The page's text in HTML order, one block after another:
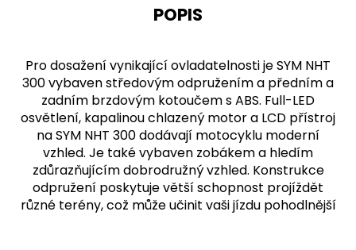
POPIS
Pro dosažení vynikající ovladatelnosti je SYM NHT
300 vybaven středovým odpružením a předním a
zadním brzdovým kotoučem s ABS. Full-LED
osvětlení, kapalinou chlazený motor a LCD přístroj
na SYM NHT 300 dodávají motocyklu moderní
vzhled. Je také vybaven zobákem a hledím
zdůrazňujícím dobrodružný vzhled. Konstrukce
odpružení poskytuje větší schopnost projíždět
různé terény, což může učinit vaši jízdu pohodlnější